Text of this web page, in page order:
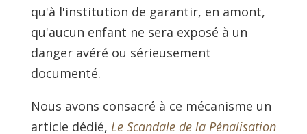
qu'à l'institution de garantir, en amont,
qu'aucun enfant ne sera exposé à un
danger avéré ou sérieusement
documenté.
Nous avons consacré à ce mécanisme un
article dédié, Le Scandale de la Pénalisation